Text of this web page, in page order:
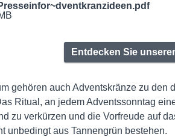
Entdecken Sie
gehören auch Adventskränze zu den
Ritual, an jedem Adventssonntag
zu verkürzen und die Vorfreude auf
unbedingt aus Tannengrün bestehen.